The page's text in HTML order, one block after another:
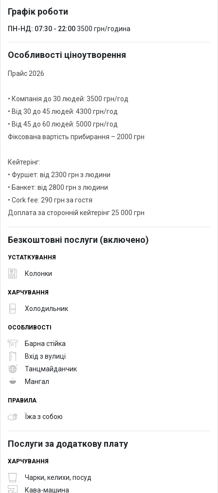
Графік роботи
ПН-НД: 07:30 - 22:003500 грн/година
Особливості ціноутворення
Прайс 2026
• Компанія до 30 людей: 3500 грн/год
• Від 30 до 45 людей: 4300 грн/год
• Від 45 до 60 людей: 5000 грн/год
Фіксована вартість прибирання – 2000 грн
Кейтерінг:
• Фуршет: від 2300 грн з людини
• Банкет: від 2800 грн з людини
• Cork fee: 290 грн за гостя
Доплата за сторонній кейтерінг 25 000 грн
Безкоштовні послуги (включено)
УСТАТКУВАННЯ
Колонки
ХАРЧУВАННЯ
Холодильник
ОСОБЛИВОСТІ
Барна стійка
Вхід з вулиці
Танцмайданчик
Мангал
ПРАВИЛА
Їжа з собою
Послуги за додаткову плату
ХАРЧУВАННЯ
Чарки, келихи, посуд
Кава-машина